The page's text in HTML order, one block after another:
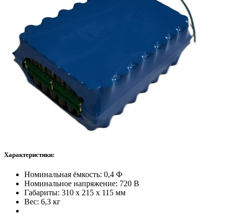
Характеристики:
Номинальная ёмкость: 0,4 Ф
Номинальное напряжение: 720 В
Габариты: 310 х 215 х 115 мм
Вес: 6,3 кг